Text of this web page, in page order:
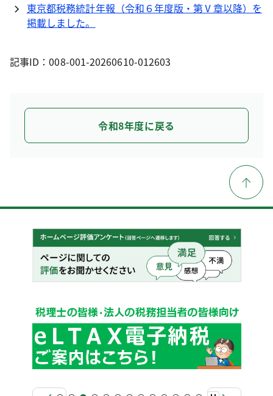
東京都税務統計年報（令和６年度版・第Ⅴ章以降）を
掲載しました。
記事ID：008-001-20260610-012603
令和8年度に戻る